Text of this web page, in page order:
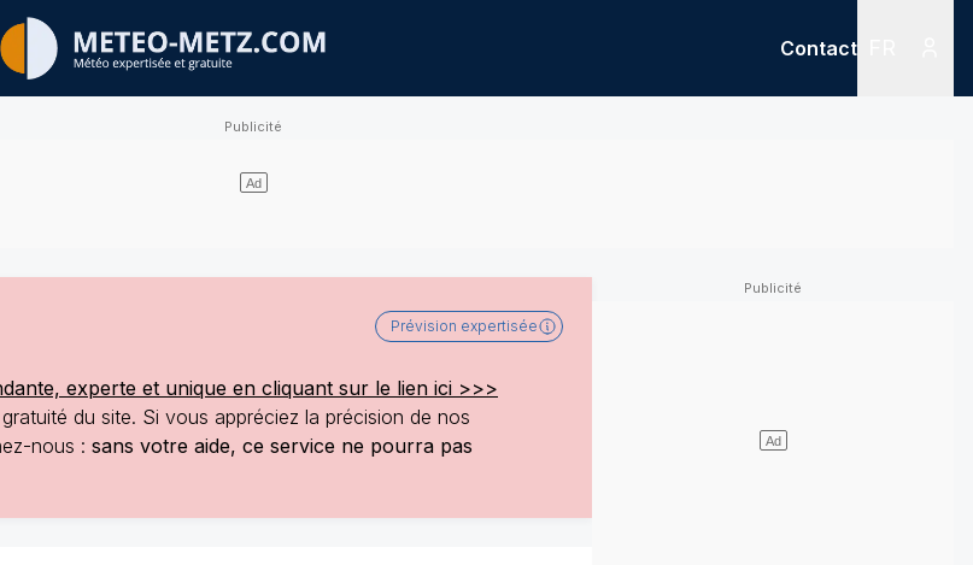
Contact
Prévision expertisée
experte et unique en cliquant sur le lien ici >>>
du site. Si vous appréciez la précision de nos
nous : sans votre aide, ce service ne pourra pas